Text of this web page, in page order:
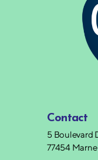
Contact
5 Boulevard
77454